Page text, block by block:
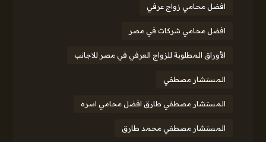
افضل محامي زواج عرفي
افضل محامي شركات في مصر
الأوراق المطلوبة للزواج العرفي في مصر للاجانب
المستشار مصطفي
المستشار مصطفي طارق افضل محامي اسره
المستشار مصطفي محمد طارق